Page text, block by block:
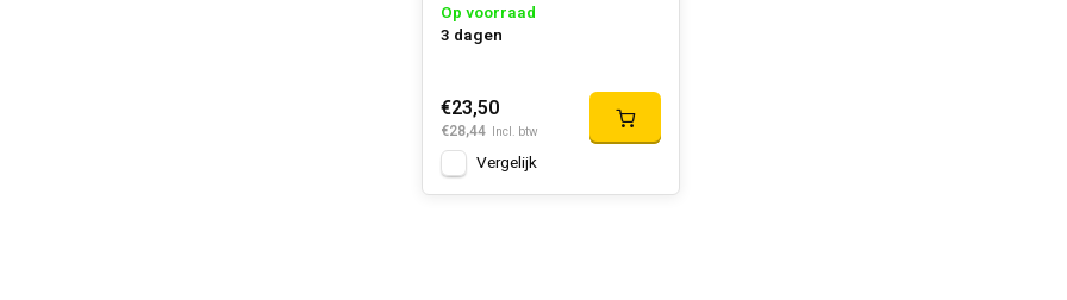
Op voorraad
3 dagen
€23,50
€28,44 Incl. btw
Vergelijk